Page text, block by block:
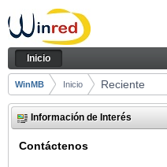
Saltar al contenido
Reciente - Inicio
Navegación
Inicio
Camino de migas
WinMB Inicio Reciente
Información de Interés
Contáctenos